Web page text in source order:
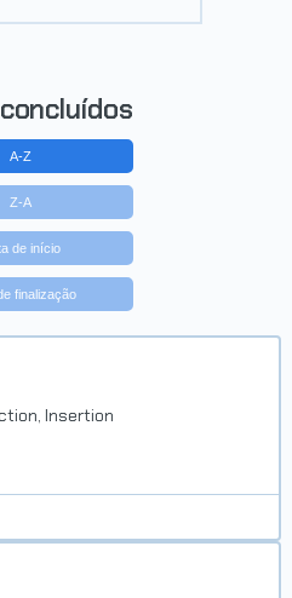
A-Z
Z-A
de início
finalização
Insertion